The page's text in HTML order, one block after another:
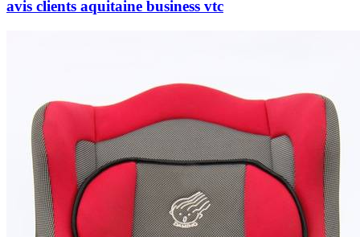
avis clients aquitaine business vtc